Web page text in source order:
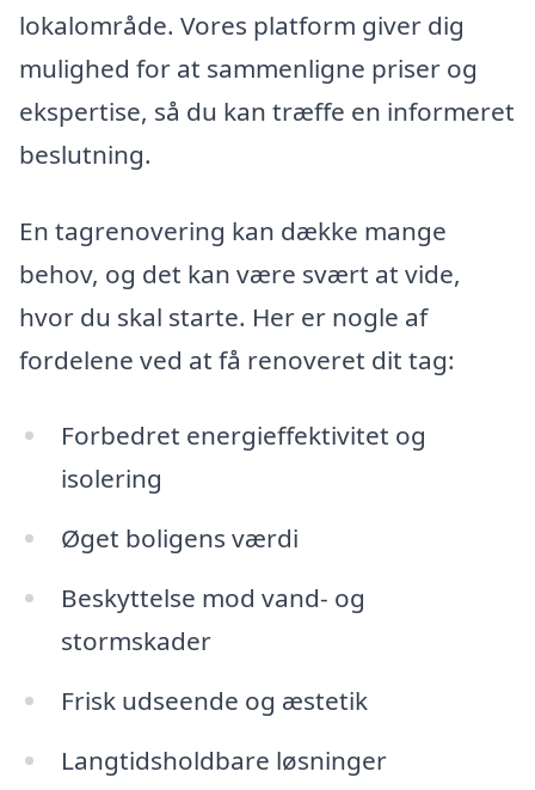
lokalområde. Vores platform giver dig
mulighed for at sammenligne priser og
ekspertise, så du kan træffe en informeret
beslutning.
En tagrenovering kan dække mange
behov, og det kan være svært at vide,
hvor du skal starte. Her er nogle af
fordelene ved at få renoveret dit tag:
Forbedret energieffektivitet og
isolering
Øget boligens værdi
Beskyttelse mod vand- og
stormskader
Frisk udseende og æstetik
Langtidsholdbare løsninger